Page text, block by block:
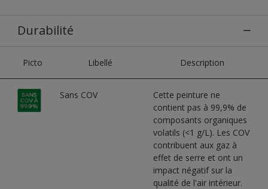
Durabilité
Picto Libellé Description
Sans COV
Cette peinture ne
contient pas à 99,9% de
composants organiques
volatils (<1 g/L). Les COV
contribuent aux gaz à
effet de serre et ont un
impact négatif sur la
qualité de l'air intérieur.